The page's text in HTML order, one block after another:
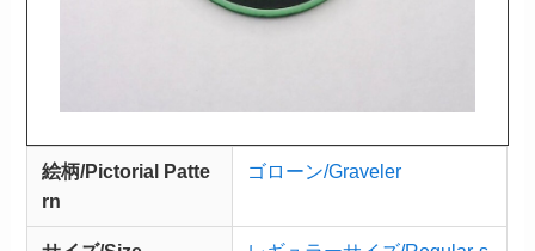
絵柄/Pictorial Patte
rn
ゴローン/Graveler